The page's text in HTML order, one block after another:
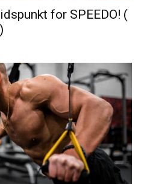
for SPEEDO! (